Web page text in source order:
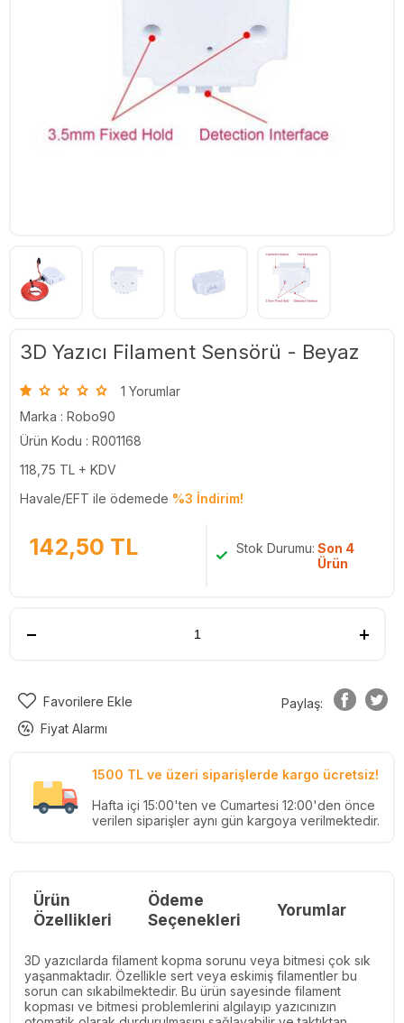
3D Yazıcı Filament Sensörü - Beyaz
1 Yorumlar
Marka : Robo90
Ürün Kodu : R001168
118,75 TL + KDV
Havale/EFT ile ödemede %3 İndirim!
142,50 TL Stok Durumu: Son 4
Ürün
Favorilere Ekle
Fiyat Alarmı
Paylaş:
1500 TL ve üzeri siparişlerde kargo ücretsiz!
Hafta içi 15:00'ten ve Cumartesi 12:00'den önce
verilen siparişler aynı gün kargoya verilmektedir.
Ürün
Özellikleri
Ödeme
Seçenekleri
Yorumlar
3D yazıcılarda filament kopma sorunu veya bitmesi çok sık
yaşanmaktadır. Özellikle sert veya eskimiş filamentler bu
sorun can sıkabilmektedir. Bu ürün sayesinde filament
kopması ve bitmesi problemlerini algılayıp yazıcınızın